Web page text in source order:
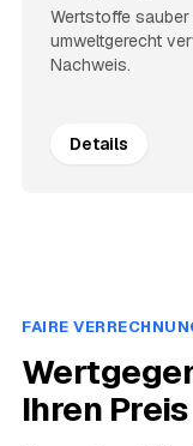
Wertstoffe
umweltgerecht
Nachweis.
Details
FAIRE
Ihren Preis